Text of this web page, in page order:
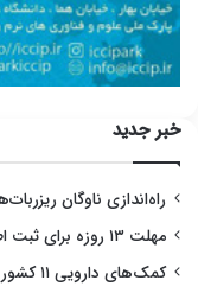
خبر جدید
راه‌اندازی ناوگان
مهلت ۱۳ روزه برای ثبت اطلاعات کالاهای پزشکی
کمک‌های دارویی ۱۱ کشور به ایران در دوران جنگ